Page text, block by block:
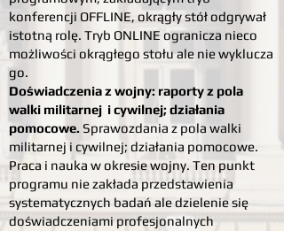
konferencji OFFLINE, okrągły stół odgrywał
istotną rolę. Tryb ONLINE ogranicza nieco
możliwości okrągłego stołu ale nie wyklucza
go.
Doświadczenia z wojny: raporty z pola
walki militarnej i cywilnej; działania
pomocowe. Sprawozdania z pola walki
militarnej i cywilnej; działania pomocowe.
Praca i nauka w okresie wojny. Ten punkt
programu nie zakłada przedstawienia
systematycznych badań ale dzielenie się
doświadczeniami profesjonalnych